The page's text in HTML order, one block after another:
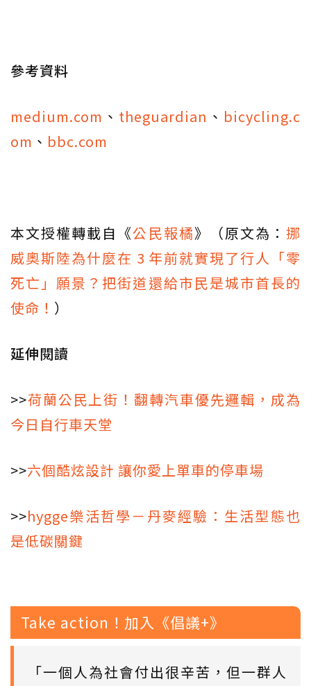
參考資料
medium.com 、 theguardian 、 bicycling.c
om 、 bbc.com
本文授權轉載自《公民報橘》（原文為： 挪
威奧斯陸為什麼在 3 年前就實現了行人「零
死亡」願景？把街道還給市民是城市首長的
使命！ ）
延伸閱讀
>>荷蘭公民上街！翻轉汽車優先邏輯，成為
今日自行車天堂
>>六個酷炫設計 讓你愛上單車的停車場
>>hygge樂活哲學－丹麥經驗：生活型態也
是低碳關鍵
Take action！加入《倡議+》
「一個人為社會付出很辛苦，但一群人